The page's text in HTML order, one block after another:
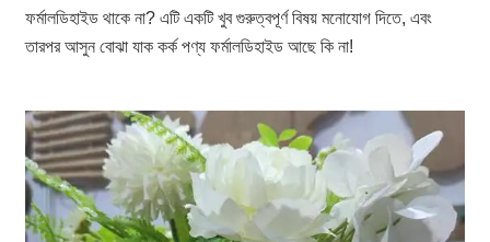
ফর্মালডিহাইড থাকে না? এটি একটি খুব গুরুত্বপূর্ণ বিষয় মনোযোগ দিতে, এবং
তারপর আসুন বোঝা যাক কর্ক পণ্য ফর্মালডিহাইড আছে কি না!